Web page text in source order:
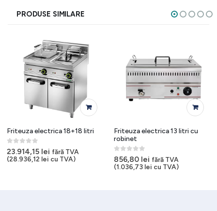
PRODUSE SIMILARE
Friteuza electrica 18+18 litri
0out of 5
23.914,15 lei fără TVA
(28.936,12 lei cu TVA)
Friteuza electrica 13 litri cu
robinet
0out of 5
856,80 lei fără TVA
(1.036,73 lei cu TVA)